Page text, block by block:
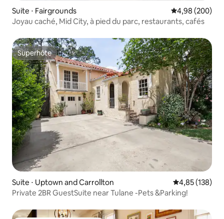
Suite ⋅ Fairgrounds Évaluation
4,98 (200)
Joyau caché, Mid City, à pied du parc, restaurants, cafés
Superhôte
Superhôte
Suite ⋅ Uptown and Carrollton Évaluation
4,85 (138)
Private 2BR GuestSuite near Tulane -Pets &Parking!